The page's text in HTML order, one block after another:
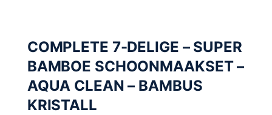
COMPLETE 7-DELIGE – SUPER
BAMBOE SCHOONMAAKSET –
AQUA CLEAN – BAMBUS
KRISTALL